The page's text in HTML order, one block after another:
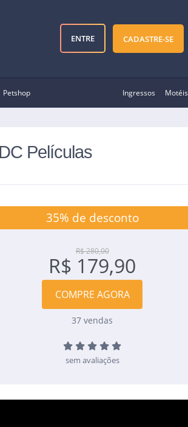
ENTRE CADASTRE-SE
Petshop Ingressos Motéis
Películas
35% de desconto
R$ 280,00
R$ 179,90
COMPRE AGORA
37 vendas
sem avaliações